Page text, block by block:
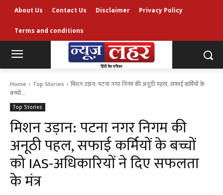
About Us Contact Us Disclaimer Privacy Policy
Terms and conditions
Home Top Stories
मिशन उड़ान: पटना नगर निगम की अनूठी पहल, सफाई कर्मियों के
बच्चों...
Top Stories
मिशन उड़ान: पटना नगर निगम की
अनूठी पहल, सफाई कर्मियों के बच्चों
को IAS-अधिकारियों ने दिए सफलता
के मंत्र